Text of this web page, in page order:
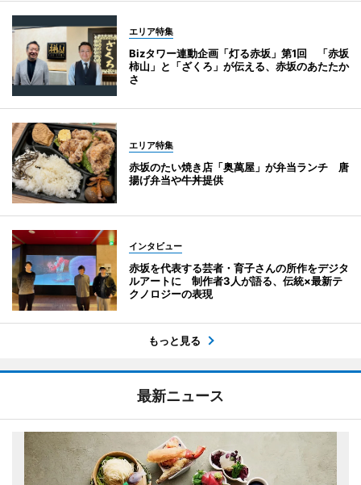
エリア特集
Bizタワー連動企画「灯る赤坂」第1回 「赤坂
柿山」と「ざくろ」が伝える、赤坂のあたたか
さ
エリア特集
赤坂のたい焼き店「奥萬屋」が弁当ランチ 唐
揚げ弁当や牛丼提供
インタビュー
赤坂を代表する芸者・育子さんの所作をデジタ
ルアートに 制作者3人が語る、伝統×最新テ
クノロジーの表現
もっと見る
最新ニュース